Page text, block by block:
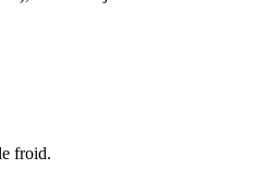
froid.